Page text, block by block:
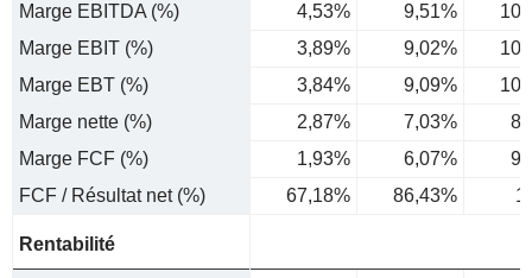
Marge EBITDA (%) 4,53% 9,51%
Marge EBIT (%)
3,89% 9,02%
Marge EBT (%)
3,84% 9,09%
Marge nette (%)
2,87% 7,03%
Marge FCF (%)
1,93% 6,07%
FCF / Résultat net (%)
67,18% 86,43%
Rentabilité